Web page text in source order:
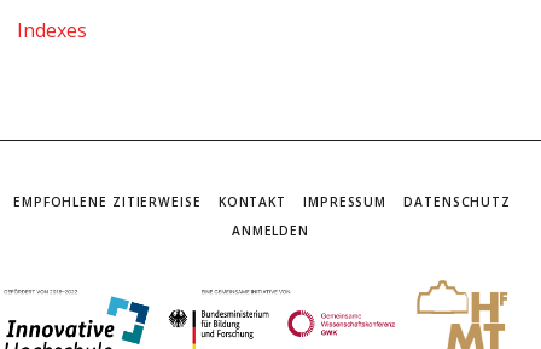
Indexes
EMPFOHLENE ZITIERWEISE KONTAKT IMPRESSUM
DATENSCHUTZ
ANMELDEN